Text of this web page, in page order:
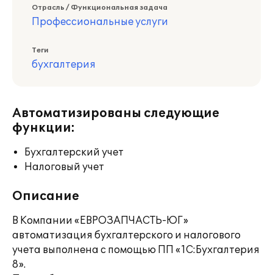
Отрасль / Функциональная задача
Профессиональные услуги
Теги
бухгалтерия
Автоматизированы следующие
функции:
Бухгалтерский учет
Налоговый учет
Описание
В Компании «ЕВРОЗАПЧАСТЬ-ЮГ»
автоматизация бухгалтерского и налогового
учета выполнена с помощью ПП «1С:Бухгалтерия
8».